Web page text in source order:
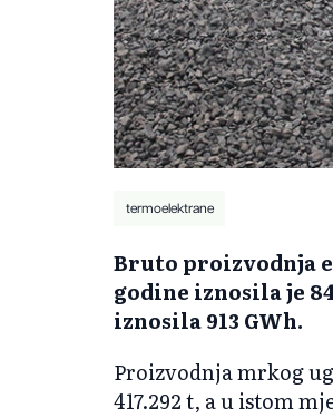
termoelektrane
Bruto proizvodnja
godine iznosila je
iznosila 913 GWh.
Proizvodnja mrkog
417.292 t, a u istom